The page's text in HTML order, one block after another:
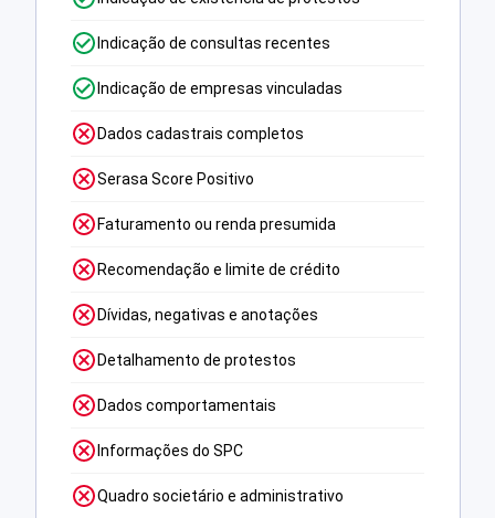
Indicação de consultas recentes
Indicação de empresas vinculadas
Dados cadastrais completos
Serasa Score Positivo
Faturamento ou renda presumida
Recomendação e limite de crédito
Dívidas, negativas e anotações
Detalhamento de protestos
Dados comportamentais
Informações do SPC
Quadro societário e administrativo